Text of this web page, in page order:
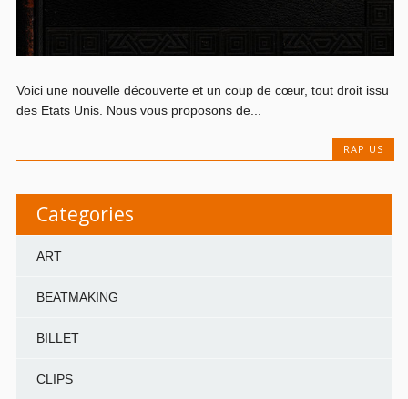
Voici une nouvelle découverte et un coup de cœur, tout droit issu
des Etats Unis. Nous vous proposons de...
RAP US
Categories
ART
BEATMAKING
BILLET
CLIPS